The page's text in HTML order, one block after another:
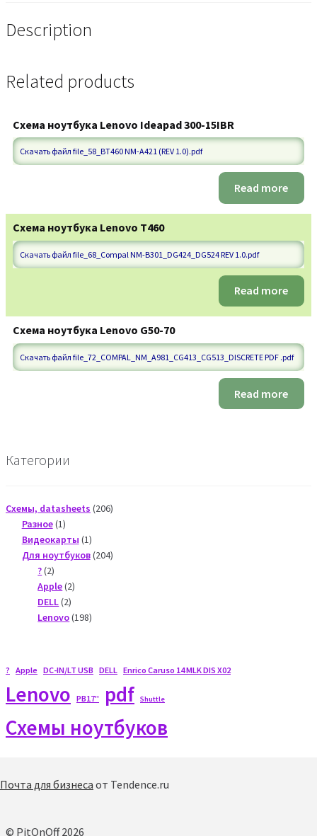
Description
Related products
Схема ноутбука Lenovo Ideapad 300-15IBR
Скачать файл file_58_BT460 NM-A421 (REV 1.0).pdf
Read more
Схема ноутбука Lenovo T460
Скачать файл file_68_Compal NM-B301_DG424_DG524 REV 1.0.pdf
Read more
Схема ноутбука Lenovo G50-70
Скачать файл file_72_COMPAL_NM_A981_CG413_CG513_DISCRETE PDF .pdf
Read more
Категории
Схемы, datasheets 206206
Разное 11
product
Видеокарты 11
product
Для ноутбуков 204204
? 22
products
Apple 22
DELL 22
products
Lenovo 198198
? Apple DC-IN/LT USB DELL Enrico Caruso 14 MLK DIS X02
Lenovo PB17" pdf Shuttle
Схемы ноутбуков
Почта для бизнеса от Tendence.ru
© PitOnOff 2026